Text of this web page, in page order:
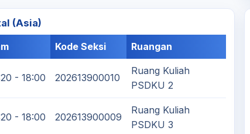
(Asia)
Kode Seksi Ruangan
- 18:00 202613900010
Ruang Kuliah
PSDKU 2
- 18:00 202613900009
Ruang Kuliah
PSDKU 3